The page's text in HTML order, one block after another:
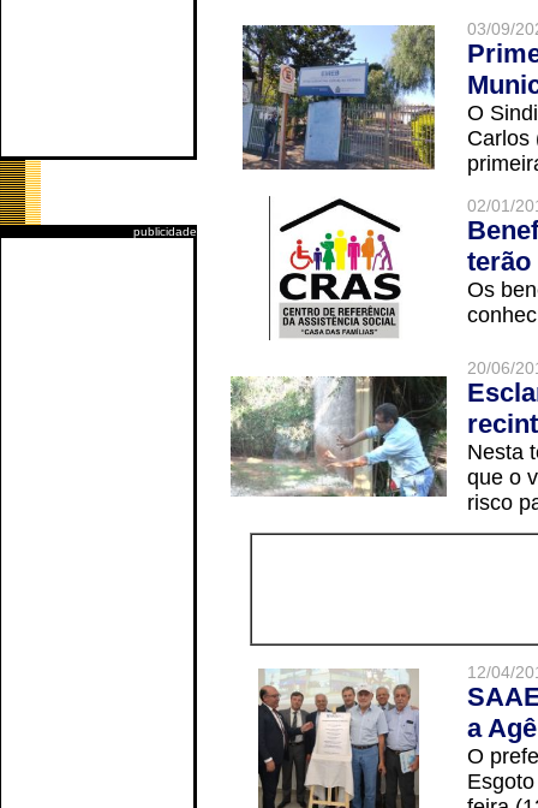
publicidade
03/09/
O
Carlos
02/01/
terão
Os
20/06/
Nesta
que o
risco
12/04/
a
O